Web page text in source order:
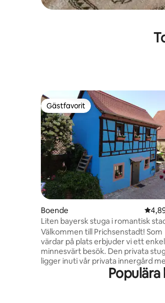
Gästfavorit
Gästfavorit
Boende 4,89
Liten bayersk stuga i romantisk
Välkommen till Prichsenstadt! Som
värdar på plats erbjuder vi ett
minnesvärt besök. Den privata
ligger inuti vår privata innergård
gratis parkering på plats. Några steg bort
hittar du restauranger, bagerier